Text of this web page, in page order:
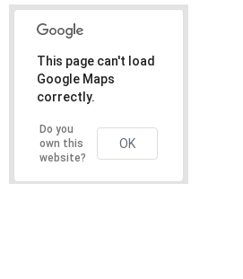
This page can't load
Google Maps
correctly.
Do you
own this
website?
OK